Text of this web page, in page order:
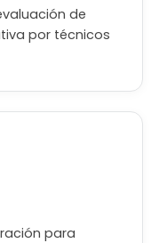
de
por técnicos
para